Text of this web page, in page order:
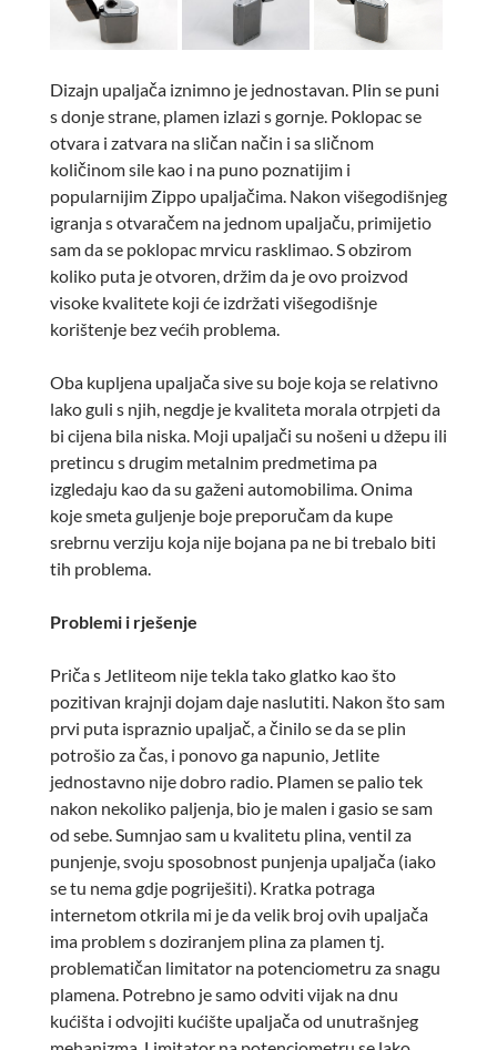
Dizajn upaljača iznimno je jednostavan. Plin se puni
s donje strane, plamen izlazi s gornje. Poklopac se
otvara i zatvara na sličan način i sa sličnom
količinom sile kao i na puno poznatijim i
popularnijim Zippo upaljačima. Nakon višegodišnjeg
igranja s otvaračem na jednom upaljaču, primijetio
sam da se poklopac mrvicu rasklimao. S obzirom
koliko puta je otvoren, držim da je ovo proizvod
visoke kvalitete koji će izdržati višegodišnje
korištenje bez većih problema.
Oba kupljena upaljača sive su boje koja se relativno
lako guli s njih, negdje je kvaliteta morala otrpjeti da
bi cijena bila niska. Moji upaljači su nošeni u džepu ili
pretincu s drugim metalnim predmetima pa
izgledaju kao da su gaženi automobilima. Onima
koje smeta guljenje boje preporučam da kupe
srebrnu verziju koja nije bojana pa ne bi trebalo biti
tih problema.
Problemi i rješenje
Priča s Jetliteom nije tekla tako glatko kao što
pozitivan krajnji dojam daje naslutiti. Nakon što sam
prvi puta ispraznio upaljač, a činilo se da se plin
potrošio za čas, i ponovo ga napunio, Jetlite
jednostavno nije dobro radio. Plamen se palio tek
nakon nekoliko paljenja, bio je malen i gasio se sam
od sebe. Sumnjao sam u kvalitetu plina, ventil za
punjenje, svoju sposobnost punjenja upaljača (iako
se tu nema gdje pogriješiti). Kratka potraga
internetom otkrila mi je da velik broj ovih upaljača
ima problem s doziranjem plina za plamen tj.
problematičan limitator na potenciometru za snagu
plamena. Potrebno je samo odviti vijak na dnu
kućišta i odvojiti kućište upaljača od unutrašnjeg